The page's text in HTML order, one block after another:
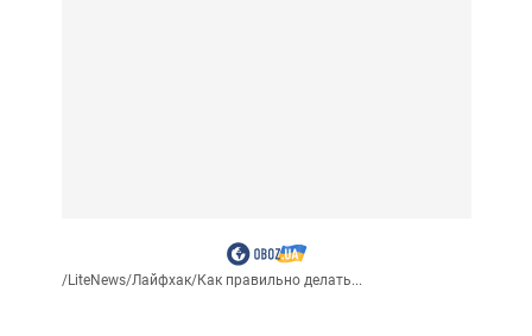
/LiteNews/Лайфхак/Как правильно делать...